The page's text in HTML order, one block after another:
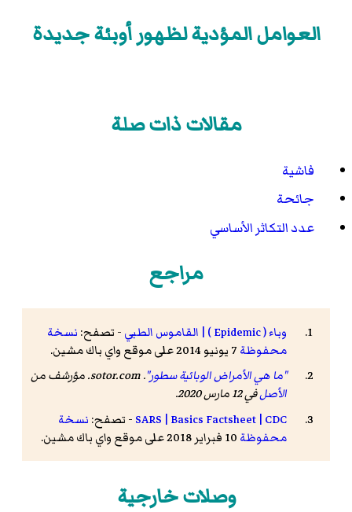
العوامل المؤدية لظهور أوبئة جديدة
مقالات ذات صلة
فاشية
جائحة
عدد التكاثر الأساسي
مراجع
وباء ( Epidemic ) | القاموس الطبي - تصفح: نسخة
محفوظة
"ما هي الأمراض الوبائية سطور".
sotor.com. مؤرشف من
الأصلفي 12 مارس 2020
.
SARS | Basics Factsheet | CDC - تصفح: نسخة
محفوظة
وصلات خارجية